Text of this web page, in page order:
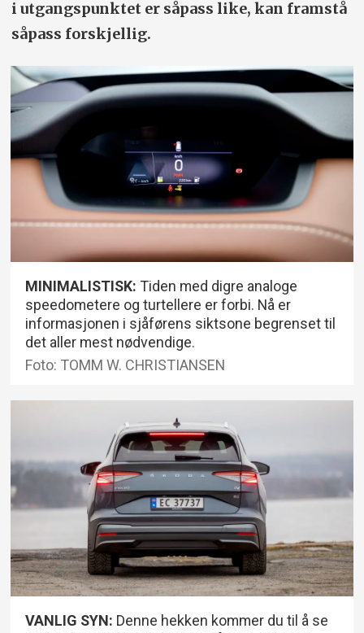
i utgangspunktet er såpass like, kan framstå
såpass forskjellig.
MINIMALISTISK: Tiden med digre analoge
speedometere og turtellere er forbi. Nå er
informasjonen i sjåførens siktsone begrenset til
det aller mest nødvendige.
Foto: TOMM W. CHRISTIANSEN
VANLIG SYN: Denne hekken kommer du til å se